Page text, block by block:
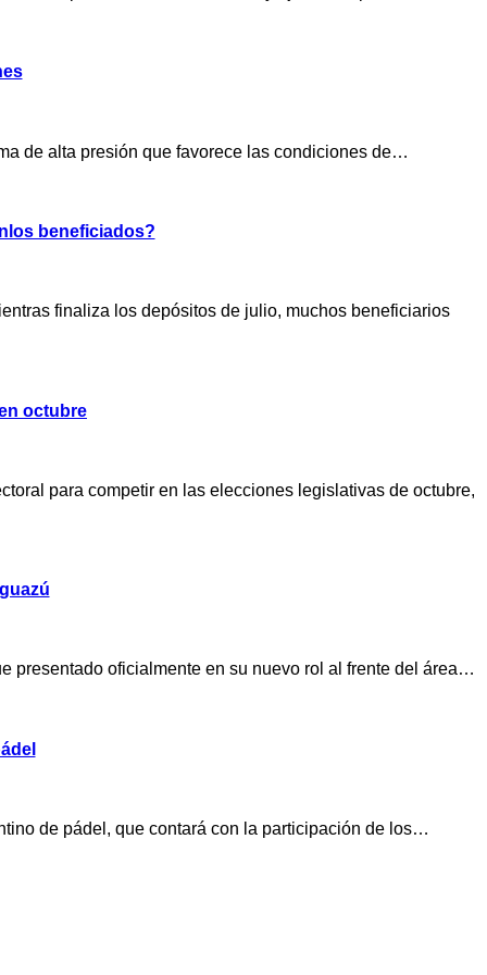
de alta presión que favorece las condiciones de…
beneficiados?
finaliza los depósitos de julio, muchos beneficiarios
octubre
para competir en las elecciones legislativas de octubre,
presentado oficialmente en su nuevo rol al frente del área…
de pádel, que contará con la participación de los…